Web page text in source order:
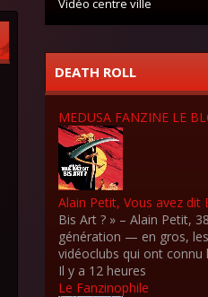
Vidéo centre ville
DEATH ROLL
MEDUSA FANZINE LE
Alain Petit, Vous avez dit
Bis Art ? » – Alain Petit,
génération — en gros,
vidéoclubs qui ont connu
Il y a 12 heures
Le Fanzinophile